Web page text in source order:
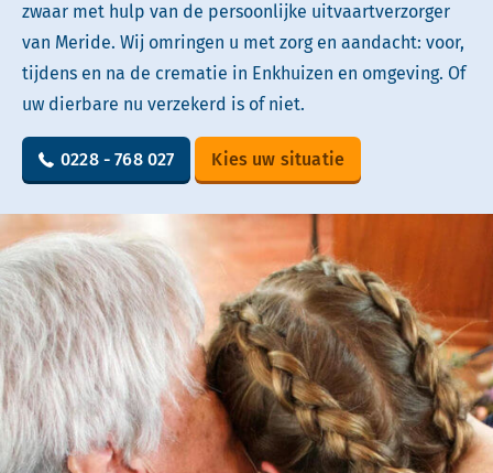
zwaar met hulp van de persoonlijke uitvaartverzorger
van Meride. Wij omringen u met zorg en aandacht: voor,
tijdens en na de crematie in Enkhuizen en omgeving. Of
uw dierbare nu verzekerd is of niet.
0228 - 768 027 Kies uw situatie